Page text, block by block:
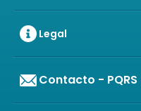
Legal
Contacto - PQRS